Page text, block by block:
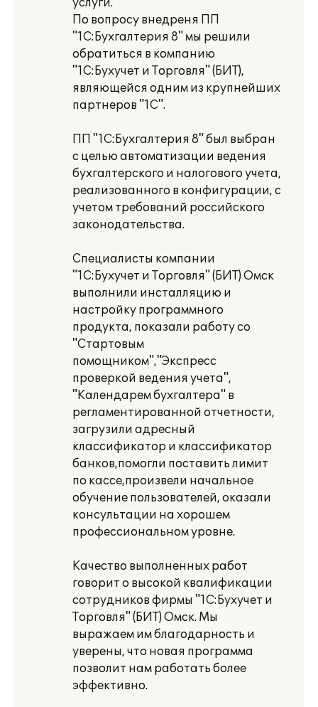
услуги.
По вопросу внедреня ПП
"1С:Бухгалтерия 8" мы решили
обратиться в компанию
"1С:Бухучет и Торговля" (БИТ),
являющейся одним из крупнейших
партнеров "1С".
ПП "1С:Бухгалтерия 8" был выбран
с целью автоматизации ведения
бухгалтерского и налогового учета,
реализованного в конфигурации, с
учетом требований российского
законодательства.
Специалисты компании
"1С:Бухучет и Торговля" (БИТ) Омск
выполнили инсталляцию и
настройку программного
продукта, показали работу со
"Стартовым
помощником","Экспресс
проверкой ведения учета",
"Календарем бухгалтера" в
регламентированной отчетности,
загрузили адресный
классификатор и классификатор
банков,помогли поставить лимит
по кассе,произвели начальное
обучение пользователей, оказали
консультации на хорошем
профессиональном уровне.
Качество выполненных работ
говорит о высокой квалификации
сотрудников фирмы "1С:Бухучет и
Торговля" (БИТ) Омск. Мы
выражаем им благодарность и
уверены, что новая программа
позволит нам работать более
эффективно.